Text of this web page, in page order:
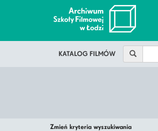
KATALOG FILMÓW
Zmień kryteria wyszukiwania